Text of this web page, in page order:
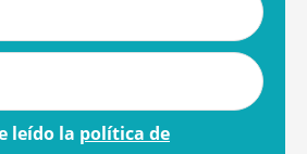
leído la política de